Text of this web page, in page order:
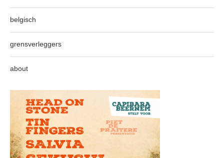
belgisch
grensverleggers
about